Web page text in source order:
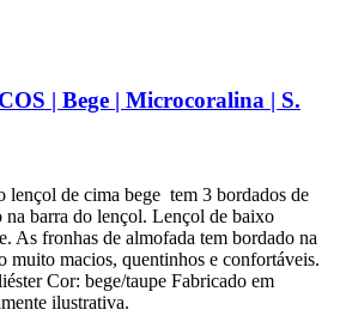
| Bege | Microcoralina | S.
lençol de cima bege tem 3 bordados de
na barra do lençol. Lençol de baixo
As fronhas de almofada tem bordado na
muito macios, quentinhos e confortáveis.
Cor: bege/taupe Fabricado em
ilustrativa.